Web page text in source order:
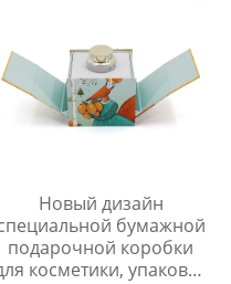
Новый дизайн
бумажной
подарочной коробки
косметики, упаковка